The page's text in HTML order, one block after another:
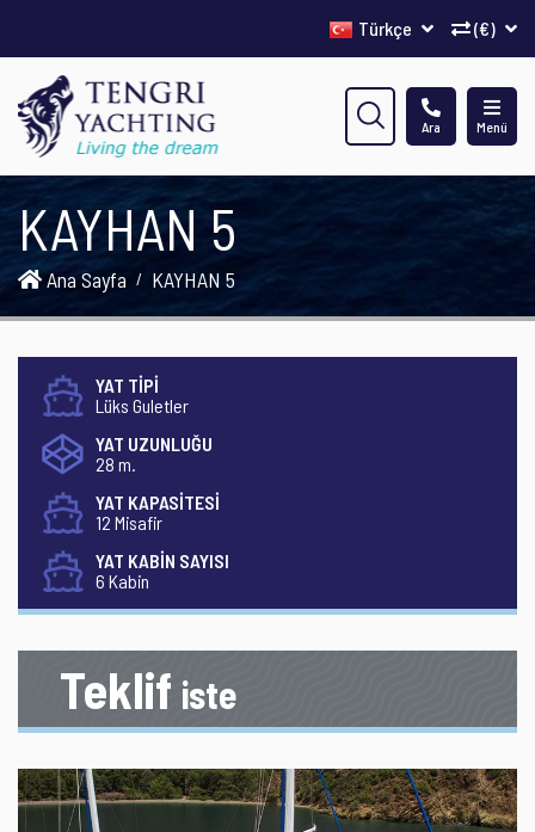
(€)
Türkçe
Menü
Ara
KAYHAN 5
Ana Sayfa KAYHAN 5
YAT TİPİ
Lüks Guletler
YAT UZUNLUĞU
28 m.
YAT KAPASİTESİ
12 Misafir
YAT KABİN SAYISI
6 Kabin
Teklif iste